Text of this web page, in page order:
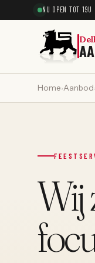
NU OPEN TOT 19U
Home›Aanbod›
Wij